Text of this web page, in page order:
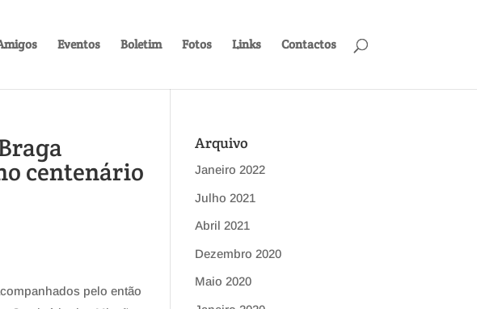
Eventos Boletim Fotos Links Contactos
centenário
pelo então
Arquivo
Janeiro 2022
Julho 2021
Abril 2021
Dezembro 2020
Maio 2020